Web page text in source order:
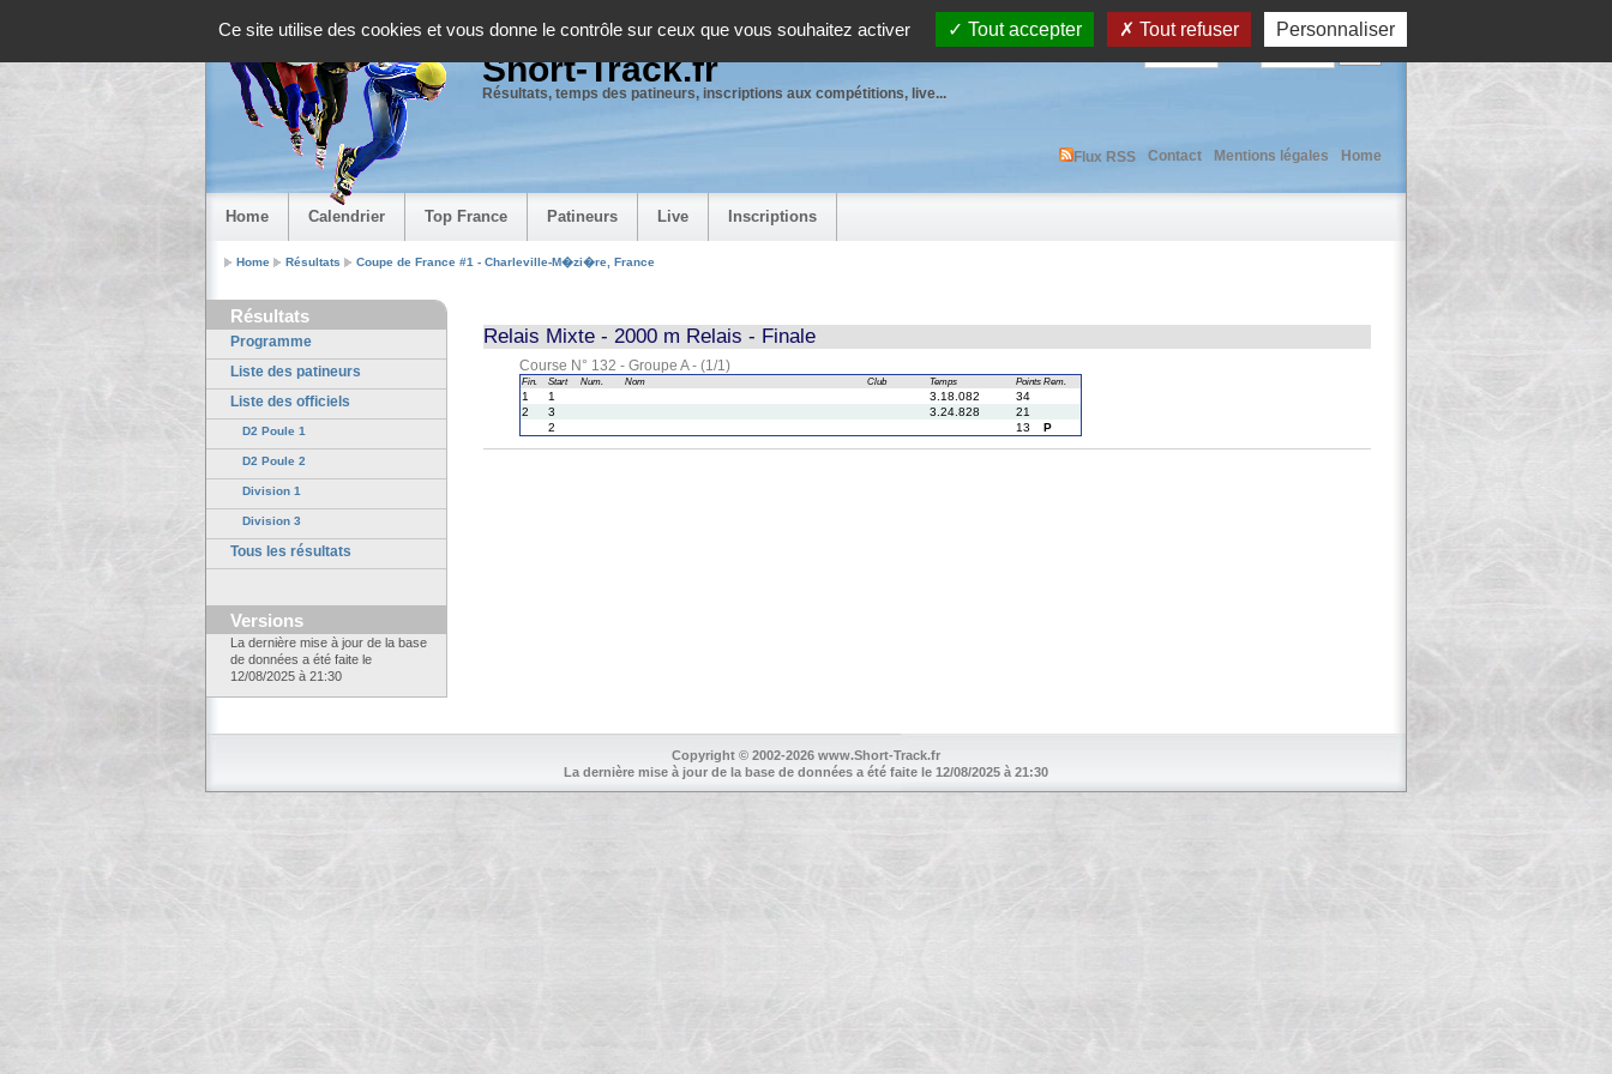
Ce site utilise des cookies et vous donne le contrôle sur ceux que vous souhaitez activer Tout accepter Tout refuser Personnaliser
Short-Track.fr
Résultats, temps des patineurs, inscriptions aux compétitions, live...
Home
Mentions légales
Contact
Flux RSS
Home Calendrier Top France Patineurs Live Inscriptions
Home Résultats Coupe de France #1 - Charleville-M�zi�re, France
Résultats
Programme
Liste des patineurs
Liste des officiels
D2 Poule 1
D2 Poule 2
Division 1
Division 3
Tous les résultats
Versions
La dernière mise à jour de la base
de données a été faite le
12/08/2025 à 21:30
Relais Mixte - 2000 m Relais - Finale
Course N° 132 - Groupe A - (1/1)
Fin. Start Num. Nom Club Temps Points Rem.
1 1 3.18.082
34
2
3 3.24.828
21
2
13 P
Copyright © 2002-2026 www.Short-Track.fr
La dernière mise à jour de la base de données a été faite le 12/08/2025 à 21:30